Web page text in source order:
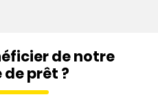
de notre
prêt ?